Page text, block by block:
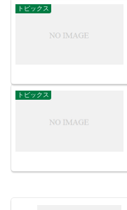
トピックス
トピックス